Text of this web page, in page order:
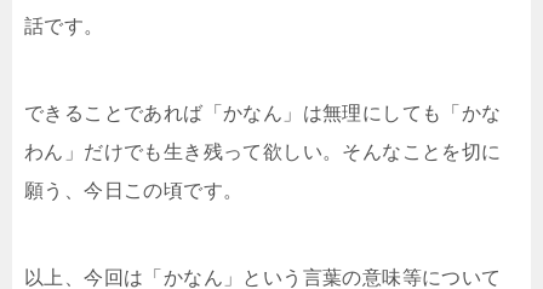
話です。
できることであれば「かなん」は無理にしても「かな
わん」だけでも生き残って欲しい。そんなことを切に
願う、今日この頃です。
以上、今回は「かなん」という言葉の意味等について